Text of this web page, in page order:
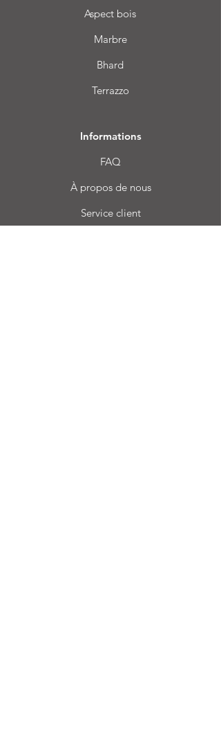
Aspect bois
Marbre
Bhard
Terrazzo
Informations
FAQ
À propos de nous
Service client